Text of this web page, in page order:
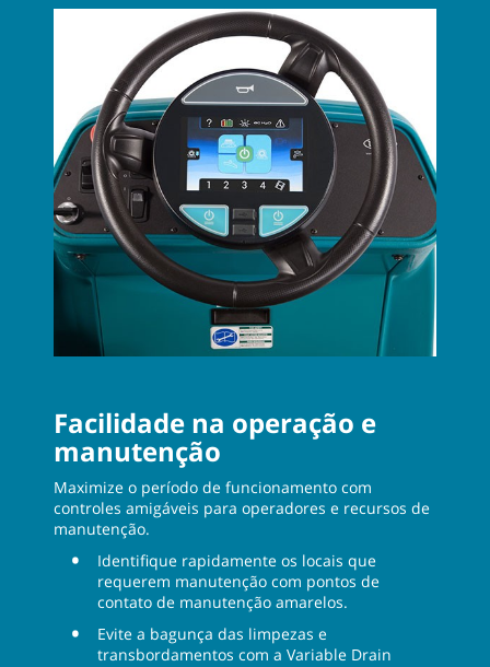
Facilidade na operação e
manutenção
Maximize o período de funcionamento com
controles amigáveis para operadores e recursos de
manutenção.
Identifique rapidamente os locais que
requerem manutenção com pontos de
contato de manutenção amarelos.
Evite a bagunça das limpezas e
transbordamentos com a Variable Drain